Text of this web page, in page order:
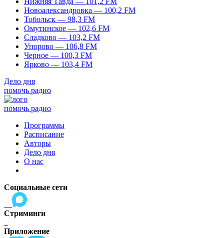
Новоалександровка — 100,2 FM
Тобольск — 98,3 FM
Омутинское — 102,6 FM
Сладково — 103,2 FM
Упорово — 106,8 FM
Черное — 100,3 FM
Ярково — 103,4 FM
Дело дня
помочь радио
помочь радио
Программы
Расписание
Авторы
Дело дня
О нас
Социальные сети
Стриминги
Приложение